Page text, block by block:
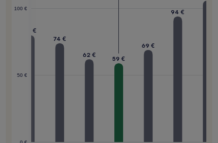
50 €
100 €
80 €
74 €
62 €
59 €
69 €
94 €